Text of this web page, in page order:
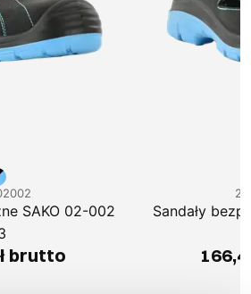
SAKO 02-002
brutto
2-
Sandały